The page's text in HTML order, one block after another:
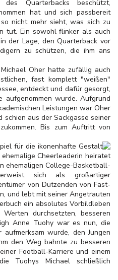
Quarterbacks beschützt,
hat und sich passbereit
nicht mehr sieht, was sich zu
tut. Ein sowohl flinker als auch
der Lage, den Quarterback vor
zu schützen, die ihm ans
Oher hatte zufällig auch
fast komplett "weißen"
entdeckt und dafür gesorgt,
aufgenommen wurde. Aufgrund
Leistungen war Oher
aus der Sackgasse seiner
Bis zum Auftritt von
für die ikonenhafte Gestalt
Cheerleaderin heiratet
ehemaligen College-Basketball-
sich als großartiger
von Dutzenden von Fast-
und lebt mit seiner Angetrauten
ein absolutes Vorbildleben
durchsetzten, besseren
Anne Tuohy war es nun, die
wurde, den Jungen
den Weg bahnte zu besseren
Football-Karriere und einem
Tuohys Michael schließlich